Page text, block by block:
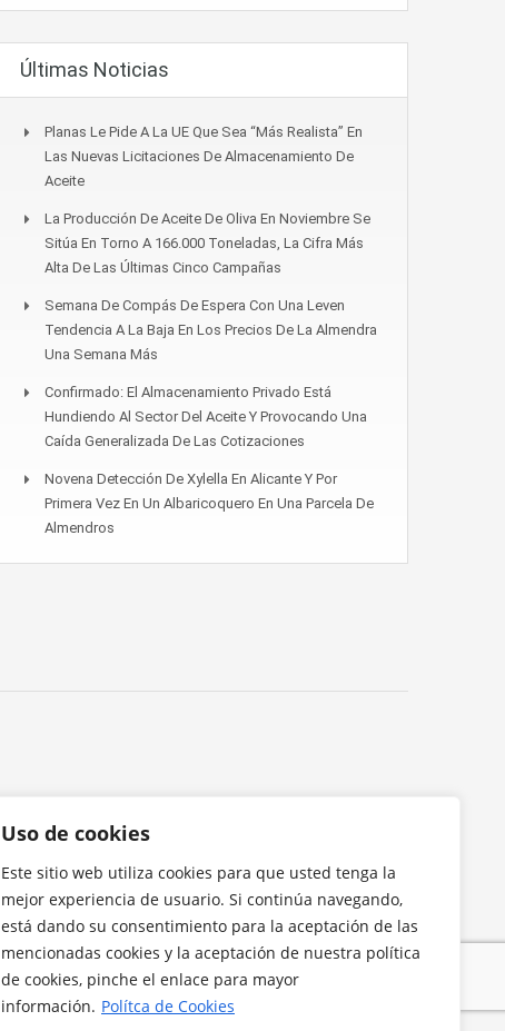
Uso de cookies
Este sitio web utiliza cookies para que usted tenga la
mejor experiencia de usuario. Si continúa navegando,
está dando su consentimiento para la aceptación de las
mencionadas cookies y la aceptación de nuestra política
de cookies, pinche el enlace para mayor
información. Polítca de Cookies
Últimas Noticias
Planas Le Pide A La UE Que Sea “más Realista” En
Las Nuevas Licitaciones De Almacenamiento De
Aceite
La Producción De Aceite De Oliva En Noviembre Se
Sitúa En Torno A 166.000 Toneladas, La Cifra Más
Alta De Las Últimas Cinco Campañas
Semana De Compás De Espera Con Una Leven
Tendencia A La Baja En Los Precios De La Almendra
Una Semana Más
Confirmado: El Almacenamiento Privado Está
Hundiendo Al Sector Del Aceite Y Provocando Una
Caída Generalizada De Las Cotizaciones
Novena Detección De Xylella En Alicante Y Por
Primera Vez En Un Albaricoquero En Una Parcela De
Almendros